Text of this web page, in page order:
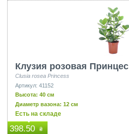
Клузия розовая Принцес
Clusia rosea Princess
Артикул: 41152
Высота: 40 см
Диаметр вазона: 12 см
Есть на складе
398.50 ₴